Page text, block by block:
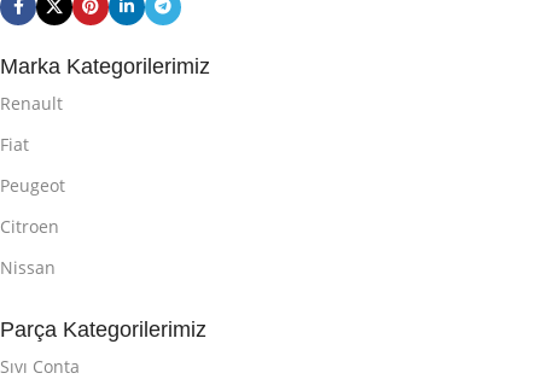
Marka Kategorilerimiz
Renault
Fiat
Peugeot
Citroen
Nissan
Parça Kategorilerimiz
Sıvı Conta